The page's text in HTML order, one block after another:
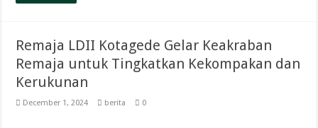
Remaja LDII Kotagede Gelar Keakraban
Remaja untuk Tingkatkan Kekompakan dan
Kerukunan
December 1, 2024 berita 0